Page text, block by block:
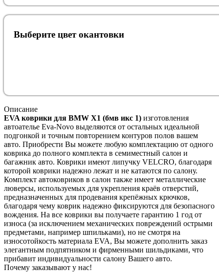
Выберите цвет окантовки
Описание
EVA коврики для BMW X1 (бмв икс 1) изготовления
автоателье Eva-Novo выделяются от остальных идеальной
подгонкой и точным повторением контуров полов вашем
авто. Приобрести Вы можете любую комплектацию от одного
коврика до полного комплекта в семиместный салон и
багажник авто. Коврики имеют липучку VELCRO, благодаря
которой коврики надежно лежат и не катаются по салону.
Комплект автоковриков в салон также имеет металлические
люверсы, используемых для укрепления краёв отверстий,
предназначенных для продевания крепёжных крючков,
благодаря чему коврик надежно фиксируются для безопасного
вождения. На все коврики вы получаете гарантию 1 год от
износа (за исключением механических повреждений острыми
предметами, например шпильками), но не смотря на
износотойкость материала EVA, Вы можете дополнить заказ
элегантным подпятником и фирменными шильдиками, что
прибавит индивидуальности салону Вашего авто.
Почему заказывают у нас!